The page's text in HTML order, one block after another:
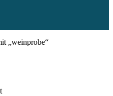
„weinprobe“